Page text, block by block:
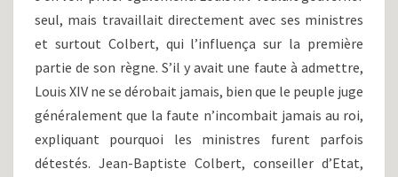
seul, mais travaillait directement avec ses ministres
et surtout Colbert, qui l’influença sur la première
partie de son règne. S’il y avait une faute à admettre,
Louis XIV ne se dérobait jamais, bien que le peuple juge
généralement que la faute n’incombait jamais au roi,
expliquant pourquoi les ministres furent parfois
détestés. Jean-Baptiste Colbert, conseiller d’Etat,